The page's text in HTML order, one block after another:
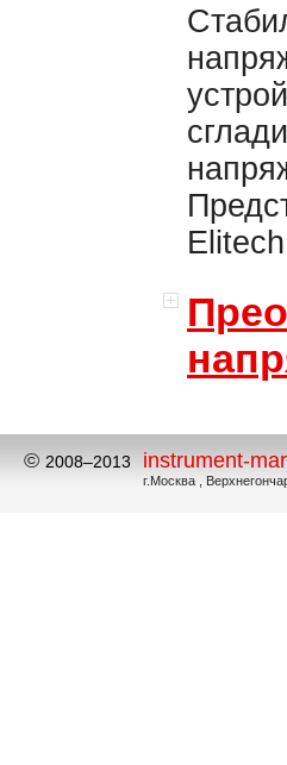
© 2008–2013 instrument-
г.Москва ,